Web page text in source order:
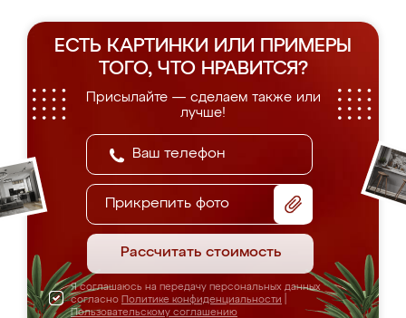
ЕСТЬ КАРТИНКИ ИЛИ ПРИМЕРЫ
ТОГО, ЧТО НРАВИТСЯ?
Присылайте — сделаем также или
лучше!
Прикрепить фото
Рассчитать стоимость
Я соглашаюсь на передачу персональных данных
согласно Политике конфиденциальности
Пользовательскому соглашению